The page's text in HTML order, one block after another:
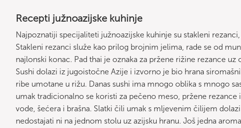
Recepti južnoazijske kuhinje
Najpoznatiji specijaliteti južnoazijske kuhinje su stakleni
Stakleni rezanci služe kao prilog brojnim jelima, rade se od
najlonski konac. Pad thai je oznaka za pržene rižine rezance
Sushi dolazi iz jugoistočne Azije i izvorno je bio hrana
ribe umotane u rižu. Danas sushi ima mnogo oblika s mnogo
umak tradicionalno se koristi za pečeno meso, pržene
vode, šećera i brašna. Slatki čili umak s mljevenim čilijem
nedostajati ni na jednom stolu uz azijsku hranu. Još jedna